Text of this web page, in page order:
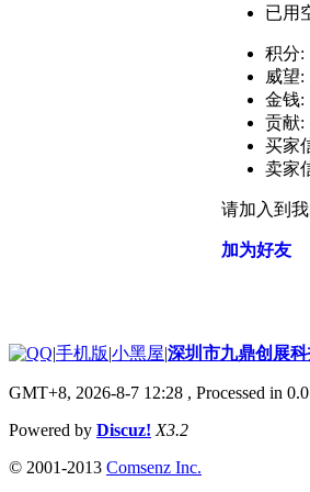
已用
积分:
威望:
金钱:
贡献:
买家
卖家
请加入到
加为好友
|手机版|小黑屋|深圳市九鼎创展
GMT+8, 2026-8-7 12:28 , Processed in
Powered by Discuz! X3.2
© 2001-2013 Comsenz Inc.